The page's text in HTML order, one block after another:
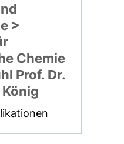
>
Chemie
Prof. Dr.